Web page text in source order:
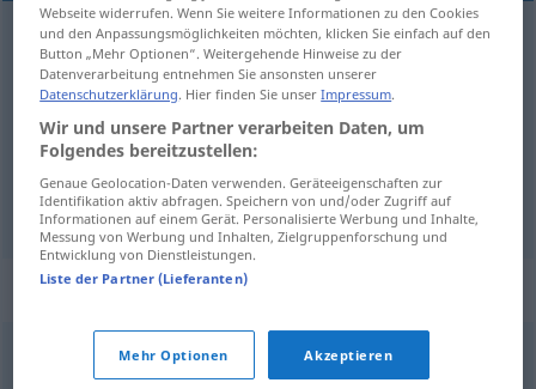
comforterof thesoul Seelenarzt Helfer in
innerer Not
SeelenarztUMG→ siehe „Psychiater“
Synonyme für "Seelenarzt"
Seelenklempner (derb) Psychotherapeut
Webseite widerrufen. Wenn Sie weitere Informationen zu den Cookies
und den Anpassungsmöglichkeiten möchten, klicken Sie einfach auf den
Button „Mehr Optionen“. Weitergehende Hinweise zu der
Datenverarbeitung entnehmen Sie ansonsten unserer
Datenschutzerklärung. Hier finden Sie unserImpressum.
Wir und unsere Partner verarbeiten Daten, um
Folgendes bereitzustellen:
Genaue Geolocation-Daten verwenden. Geräteeigenschaften zur
Identifikation aktiv abfragen. Speichern von und/oder Zugriff auf
Informationen auf einem Gerät. Personalisierte Werbung und Inhalte,
Messung von Werbung und Inhalten, Zielgruppenforschung und
Entwicklung von Dienstleistungen.
Liste der Partner (Lieferanten)
Mehr Optionen Akzeptieren